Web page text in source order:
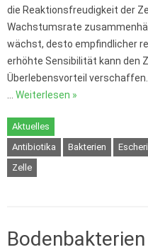
die Reaktionsfreudigkeit der
Wachstumsrate
wächst, desto empfindlicher
erhöhte Sensibilität kann den
Überlebensvorteil
… Weiterlesen »
Aktuelles
Antibiotika
Bakterien
Zelle